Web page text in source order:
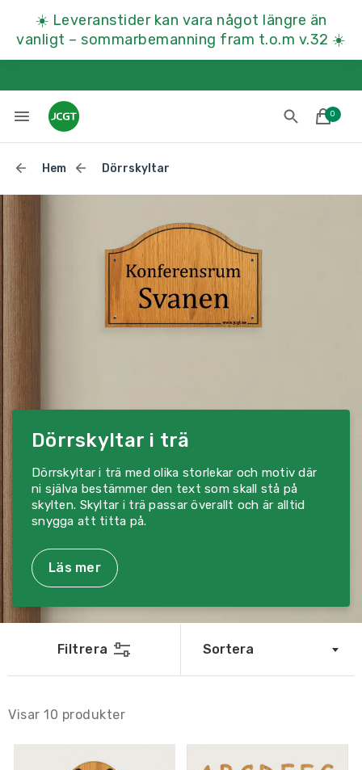
☀️ Leveranstider kan vara något längre än
vanligt – sommarbemanning fram t.o.m v.32 ☀️
0
Till kassan
Hem Dörrskyltar
Dörrskyltar i trä
Dörrskyltar i trä med olika storlekar och motiv där
ni själva bestämmer den text som skall stå på
skylten. Skyltar i trä passar överallt och är alltid
snygga att titta på.
Läs mer
Filtrera Sortera
Visar 10 produkter